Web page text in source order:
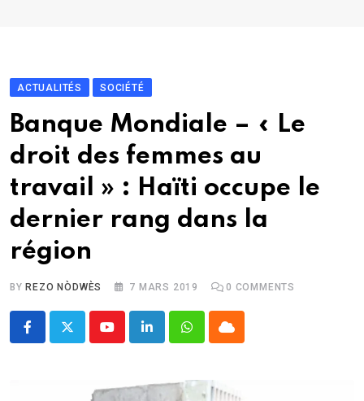
ACTUALITÉS SOCIÉTÉ
Banque Mondiale – « Le
droit des femmes au
travail » : Haïti occupe le
dernier rang dans la
région
BY REZO NÒDWÈS 7 MARS 2019 0 COMMENTS
YoutubeLinkedInWhatsappCloud